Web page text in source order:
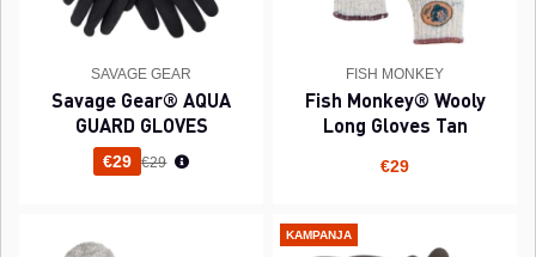
SAVAGE GEAR
Savage Gear® AQUA
GUARD GLOVES
€29 Normaali hinta
€29
FISH MONKEY
Fish Monkey® Wooly
Long Gloves Tan
€29
KAMPANJA